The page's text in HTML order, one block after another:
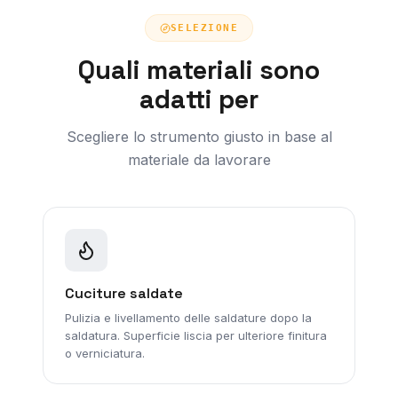
SELEZIONE
Quali materiali sono
adatti per
Scegliere lo strumento giusto in base al
materiale da lavorare
Cuciture saldate
Pulizia e livellamento delle saldature dopo la
saldatura. Superficie liscia per ulteriore finitura
o verniciatura.